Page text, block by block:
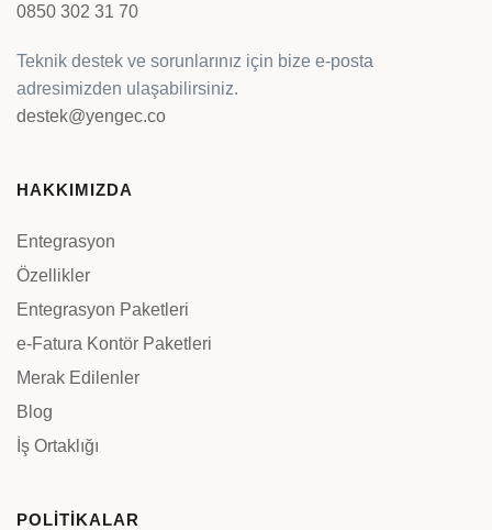
0850 302 31 70
Teknik destek ve sorunlarınız için bize e-posta
adresimizden ulaşabilirsiniz.
destek@yengec.co
HAKKIMIZDA
Entegrasyon
Özellikler
Entegrasyon Paketleri
e-Fatura Kontör Paketleri
Merak Edilenler
Blog
İş Ortaklığı
POLİTİKALAR